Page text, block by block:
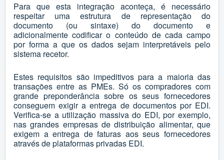
Para que esta integração aconteça, é necessário
respeitar uma estrutura de representação do
documento (ou sintaxe) do documento e
adicionalmente codificar o conteúdo de cada campo
por forma a que os dados sejam interpretáveis pelo
sistema recetor.
Estes requisitos são impeditivos para a maioria das
transações entre as PMEs. Só os compradores com
grande preponderância sobre os seus fornecedores
conseguem exigir a entrega de documentos por EDI.
Verifica-se a utilização massiva do EDI, por exemplo,
nas grandes empresas de distribuição alimentar, que
exigem a entrega de faturas aos seus fornecedores
através de plataformas privadas EDI.